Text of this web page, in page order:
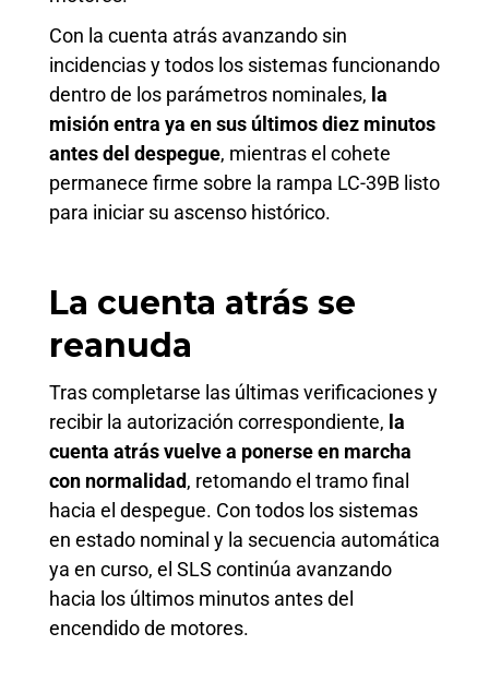
Con la cuenta atrás avanzando sin
incidencias y todos los sistemas funcionando
dentro de los parámetros nominales, la
misión entra ya en sus últimos diez minutos
antes del despegue, mientras el cohete
permanece firme sobre la rampa LC-39B listo
para iniciar su ascenso histórico.
La cuenta atrás se
reanuda
Tras completarse las últimas verificaciones y
recibir la autorización correspondiente, la
cuenta atrás vuelve a ponerse en marcha
con normalidad, retomando el tramo final
hacia el despegue. Con todos los sistemas
en estado nominal y la secuencia automática
ya en curso, el SLS continúa avanzando
hacia los últimos minutos antes del
encendido de motores.